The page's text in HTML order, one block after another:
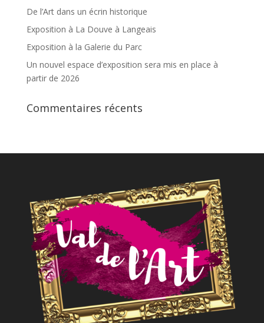
De l’Art dans un écrin historique
Exposition à La Douve à Langeais
Exposition à la Galerie du Parc
Un nouvel espace d’exposition sera mis en place à
partir de 2026
Commentaires récents